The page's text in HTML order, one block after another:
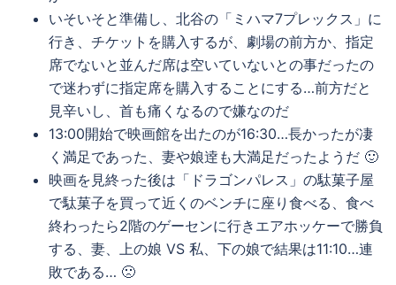
いそいそと準備し、北谷の「ミハマ7プレックス」に
行き、チケットを購入するが、劇場の前方か、指定
席でないと並んだ席は空いていないとの事だったの
で迷わずに指定席を購入することにする…前方だと
見辛いし、首も痛くなるので嫌なのだ
13:00開始で映画館を出たのが16:30…長かったが凄
く満足であった、妻や娘逹も大満足だったようだ 🙂
映画を見終った後は「ドラゴンパレス」の駄菓子屋
で駄菓子を買って近くのベンチに座り食べる、食べ
終わったら2階のゲーセンに行きエアホッケーで勝負
する、妻、上の娘 VS 私、下の娘で結果は11:10…連
敗である… 🙁